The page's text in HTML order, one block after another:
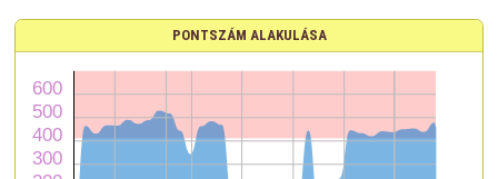
PONTSZÁM ALAKULÁSA